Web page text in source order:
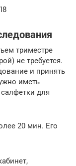
триместре
не требуется.
и принять
иметь
для
20 мин. Его